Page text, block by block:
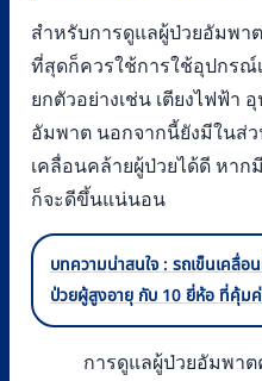
สำหรับการดูแลผู้ป่วยอัมพ
ที่สุดก็ควรใช้การใช้อุปกรณ์
ยกตัวอย่างเช่น เตียงไฟฟ้า
อัมพาต นอกจากนี้ยังมีในส่ว
เคลื่อนคล้ายผู้ป่วยได้ดี หา
ก็จะดีขึ้นแน่นอน
บทความน่าสนใจ : รถเข็นเคลื่
ป่วยผู้สูงอายุ กับ 10 ยี่ห้อ ที่คุ้ม
การดูแลผู้ป่วยอัมพาตค